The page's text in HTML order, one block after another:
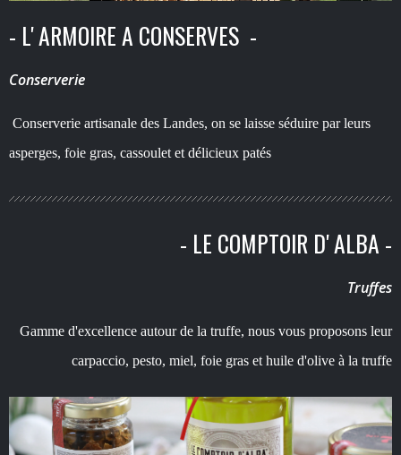
- L' ARMOIRE A CONSERVES -
Conserverie
Conserverie artisanale des Landes, on se laisse séduire par leurs
asperges, foie gras, cassoulet et délicieux patés
- LE COMPTOIR D' ALBA -
Truffes
Gamme d'excellence autour de la truffe, nous vous proposons leur
carpaccio, pesto, miel, foie gras et huile d'olive à la truffe